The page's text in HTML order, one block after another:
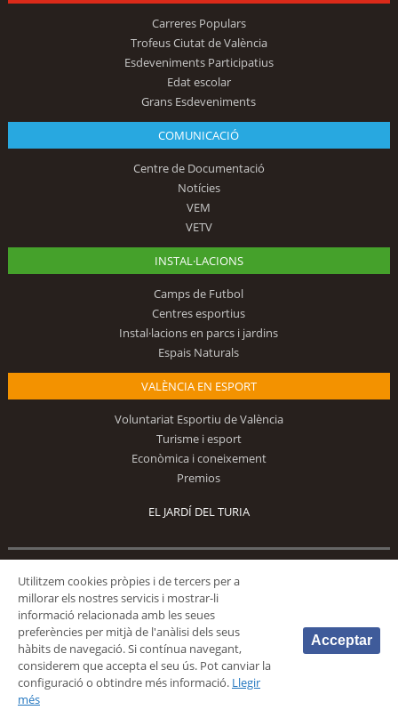
Carreres Populars
Trofeus Ciutat de València
Esdeveniments Participatius
Edat escolar
Grans Esdeveniments
COMUNICACIÓ
Centre de Documentació
Notícies
VEM
VETV
INSTAL·LACIONS
Camps de Futbol
Centres esportius
Instal·lacions en parcs i jardins
Espais Naturals
VALÈNCIA EN ESPORT
Voluntariat Esportiu de València
Turisme i esport
Econòmica i coneixement
Premios
EL JARDÍ DEL TURIA
© 2026 Fundación Deportiva Municipal Valencia |AVÍS LEGAL
Utilitzem cookies pròpies i de tercers per a
millorar els nostres servicis i mostrar-li
informació relacionada amb les seues
preferències per mitjà de l'anàlisi dels seus
hàbits de navegació. Si contínua navegant,
considerem que accepta el seu ús. Pot canviar la
configuració o obtindre més informació. Llegir
més
Acceptar